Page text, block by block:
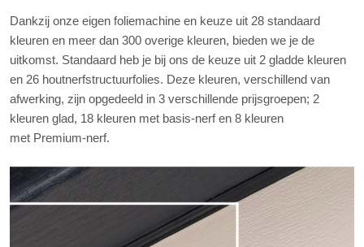
Dankzij onze eigen foliemachine en keuze uit 28 standaard
kleuren en meer dan 300 overige kleuren, bieden we je de
uitkomst. Standaard heb je bij ons de keuze uit 2 gladde kleuren
en 26 houtnerfstructuurfolies. Deze kleuren, verschillend van
afwerking, zijn opgedeeld in 3 verschillende prijsgroepen; 2
kleuren glad, 18 kleuren met basis-nerf en 8 kleuren
met Premium-nerf.